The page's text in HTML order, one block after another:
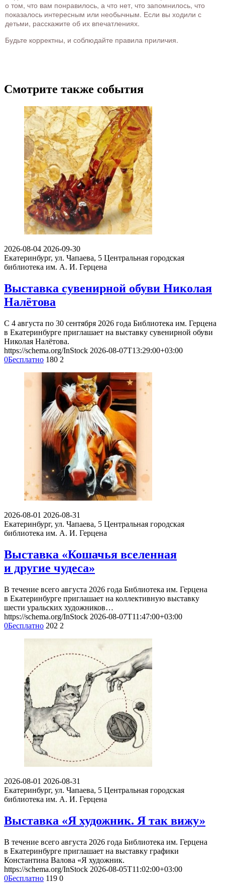
о том, что вам понравилось, а что нет, что запомнилось, что
показалось интересным или необычным. Если вы ходили с
детьми, расскажите об их впечатлениях.
Будьте корректны, и соблюдайте правила приличия.
Смотрите также события
2026-08-04 2026-09-30
Екатеринбург, ул. Чапаева, 5 Центральная городская
библиотека им. А. И. Герцена
Выставка сувенирной обуви Николая
Налётова
С 4 августа по 30 сентября 2026 года Библиотека им. Герцена
в Екатеринбурге приглашает на выставку сувенирной обуви
Николая Налётова.
https://schema.org/InStock 2026-08-07T13:29:00+03:00
0Бесплатно 180 2
2026-08-01 2026-08-31
Екатеринбург, ул. Чапаева, 5 Центральная городская
библиотека им. А. И. Герцена
Выставка «Кошачья вселенная
и другие чудеса»
В течение всего августа 2026 года Библиотека им. Герцена
в Екатеринбурге приглашает на коллективную выставку
шести уральских художников…
https://schema.org/InStock 2026-08-07T11:47:00+03:00
0Бесплатно 202 2
2026-08-01 2026-08-31
Екатеринбург, ул. Чапаева, 5 Центральная городская
библиотека им. А. И. Герцена
Выставка «Я художник. Я так вижу»
В течение всего августа 2026 года Библиотека им. Герцена
в Екатеринбурге приглашает на выставку графики
Константина Валова «Я художник.
https://schema.org/InStock 2026-08-05T11:02:00+03:00
0Бесплатно 119 0